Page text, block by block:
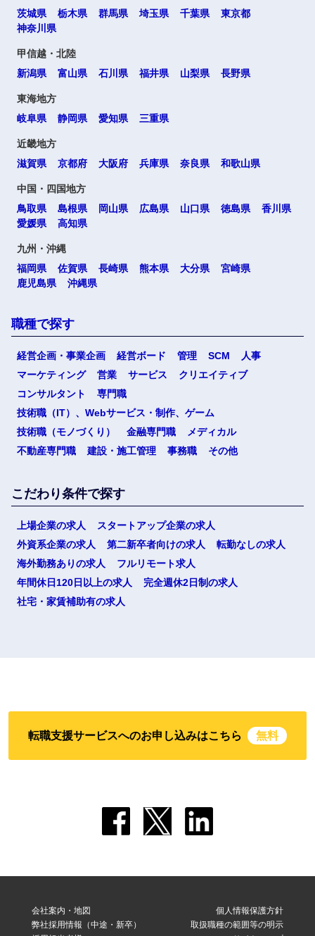
茨城県
栃木県 群馬県 埼玉県 千葉県
東京都
神奈川県
甲信越・北陸
新潟県
富山県 石川県 福井県 山梨県 長野県
東海地方
岐阜県
静岡県 愛知県 三重県
近畿地方
滋賀県
京都府 大阪府 兵庫県 奈良県 和歌山県
中国・四国地方
鳥取県
島根県 岡山県 広島県 山口県 徳島県
香川県
愛媛県
高知県
九州・沖縄
福岡県
佐賀県 長崎県 熊本県 大分県
宮崎県
鹿児島県
沖縄県
職種で探す
経営企画・事業企画 経営ボード 管理 SCM
人事
マーケティング
営業 サービス
クリエイティブ
コンサルタント
専門職
技術職（IT）、Webサービス・制作、ゲーム
技術職（モノづくり）
金融専門職
メディカル
不動産専門職
建設・施工管理 事務職 その他
こだわり条件で探す
上場企業の求人
スタートアップ企業の求人
外資系企業の求人
第二新卒者向けの求人
転勤なしの求人
海外勤務ありの求人
フルリモート求人
年間休日120日以上の求人
完全週休2日制の求人
社宅・家賃補助有の求人
転職支援サービスへのお申し込みはこちら 無料
会社案内・地図
弊社採用情報（中途・新卒）
個人情報保護方針
取扱職種の範囲等の明示